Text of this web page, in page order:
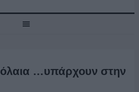
…υπάρχουν στην